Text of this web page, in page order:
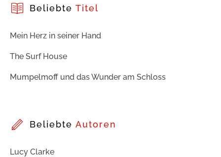
Beliebte Titel
Mein Herz in seiner Hand
The Surf House
Mumpelmoff und das Wunder am Schloss
Beliebte Autoren
Lucy Clarke